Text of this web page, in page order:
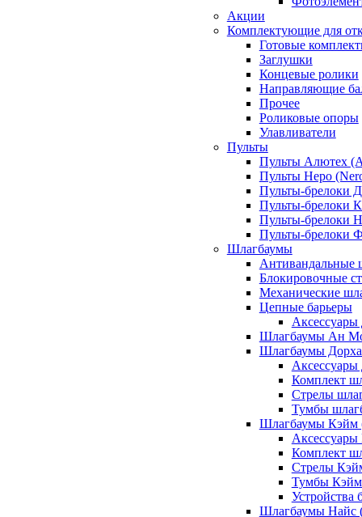
Акции
Комплектующие для
Готовые
Заглушки
Концевые ролики
Направляющие
Прочее
Роликовые опоры
Улавливатели
Пульты
Пульты Алютех
Пульты Неро
Пульты-брелоки
Пульты-брелоки
Пульты-брелоки
Пульты-брелоки
Шлагбаумы
Антивандальные
Блокировочные
Механические
Цепные барьеры
Аксессуары
Шлагбаумы Ан
Шлагбаумы
Комплект
Стрелы
Тумбы
Шлагбаумы Кэйм
Комплект
Стрелы
Тумбы
Устройства
Шлагбаумы Найс